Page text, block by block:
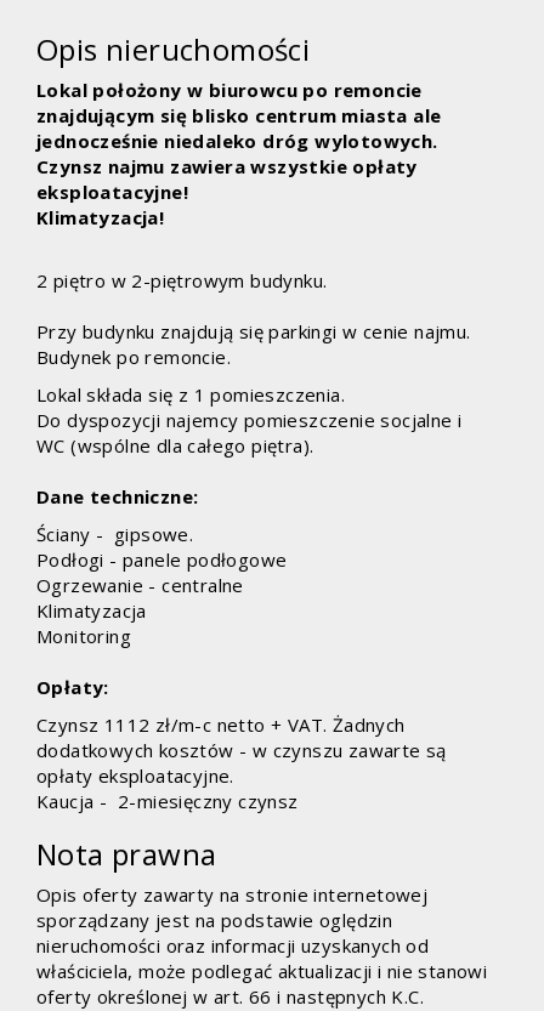
Opis nieruchomości
Lokal położony w biurowcu po remoncie
znajdującym się blisko centrum miasta ale
jednocześnie niedaleko dróg wylotowych.
Czynsz najmu zawiera wszystkie opłaty
eksploatacyjne!
Klimatyzacja!
2 piętro w 2-piętrowym budynku.
Przy budynku znajdują się parkingi w cenie najmu.
Budynek po remoncie.
Lokal składa się z 1 pomieszczenia.
Do dyspozycji najemcy pomieszczenie socjalne i
WC (wspólne dla całego piętra).
Dane techniczne:
Ściany - gipsowe.
Podłogi - panele podłogowe
Ogrzewanie - centralne
Klimatyzacja
Monitoring
Opłaty:
Czynsz 1112 zł/m-c netto + VAT. Żadnych
dodatkowych kosztów - w czynszu zawarte są
opłaty eksploatacyjne.
Kaucja - 2-miesięczny czynsz
Nota prawna
Opis oferty zawarty na stronie internetowej
sporządzany jest na podstawie oględzin
nieruchomości oraz informacji uzyskanych od
właściciela, może podlegać aktualizacji i nie stanowi
oferty określonej w art. 66 i następnych K.C.